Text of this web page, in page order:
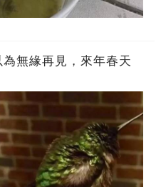
無緣再見，來年春天